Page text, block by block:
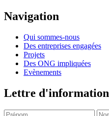
Navigation
Qui sommes-nous
Des entreprises engagées
Projets
Des ONG impliquées
Evènements
Lettre d'information